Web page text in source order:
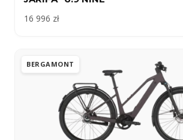
16 996 zł
BERGAMONT